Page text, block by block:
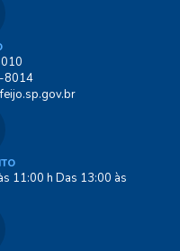
8014
11:00 h Das 13:00 às